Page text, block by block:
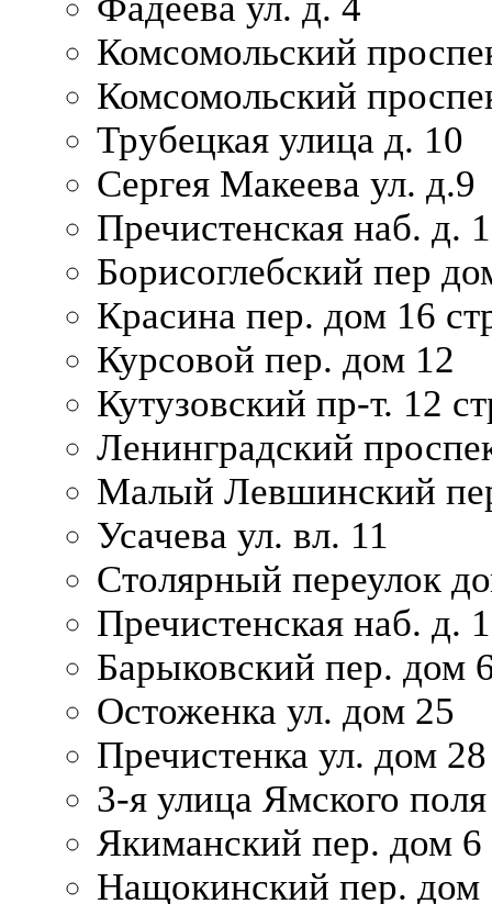
Комсомольский
Комсомольский
Трубецкая улица д. 10
Сергея Макеева ул. д.9
Пречистенская наб. д.
Борисоглебский пер
Красина пер. дом 16
Курсовой пер. дом 12
Кутузовский пр-т. 12
Ленинградский
Малый Левшинский
Усачева ул. вл. 11
Столярный переулок
Пречистенская наб. д.
Барыковский пер. дом
Остоженка ул. дом 25
Пречистенка ул. дом 28
3-я улица Ямского
Якиманский пер. дом 6
Нащокинский пер. дом